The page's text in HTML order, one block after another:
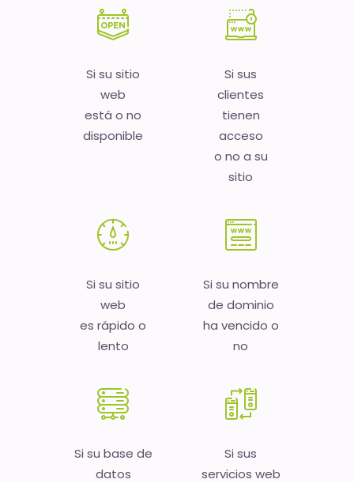
Si su sitio
web
está o no
disponible
Si sus
clientes
tienen
acceso
o no a su
sitio
Si su sitio
web
es rápido o
lento
Si su nombre
de dominio
ha vencido o
no
Si su base de
datos
Si sus
servicios web